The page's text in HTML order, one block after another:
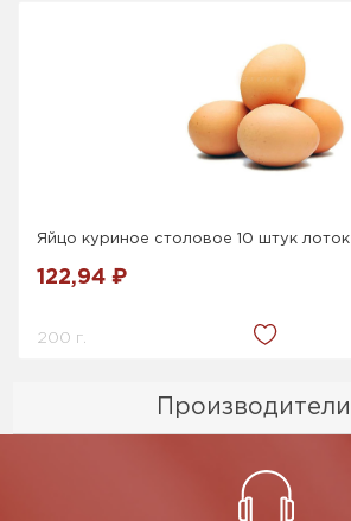
Производители
Яйцо куриное столовое 10 штук лоток
122,94 ₽
200 г.